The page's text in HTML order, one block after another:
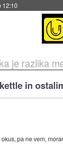
11:37
je razlika
in
pa ne vem,